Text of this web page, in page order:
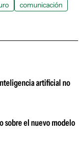
comunicación
artificial no
sobre el nuevo modelo